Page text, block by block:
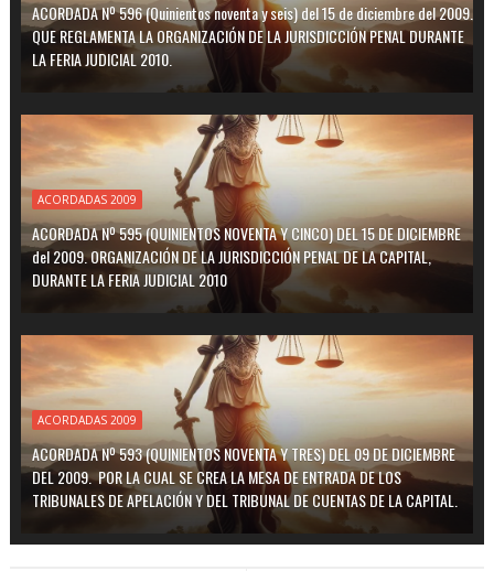
ACORDADA Nº 596 (Quinientos noventa y seis) del 15 de diciembre del 2009.
QUE REGLAMENTA LA ORGANIZACIÓN DE LA JURISDICCIÓN PENAL DURANTE
LA FERIA JUDICIAL 2010.
ACORDADAS 2009
ACORDADA Nº 595 (QUINIENTOS NOVENTA Y CINCO) DEL 15 DE DICIEMBRE
del 2009. ORGANIZACIÓN DE LA JURISDICCIÓN PENAL DE LA CAPITAL,
DURANTE LA FERIA JUDICIAL 2010
ACORDADAS 2009
ACORDADA Nº 593 (QUINIENTOS NOVENTA Y TRES) DEL 09 DE DICIEMBRE
DEL 2009. POR LA CUAL SE CREA LA MESA DE ENTRADA DE LOS
TRIBUNALES DE APELACIÓN Y DEL TRIBUNAL DE CUENTAS DE LA CAPITAL.